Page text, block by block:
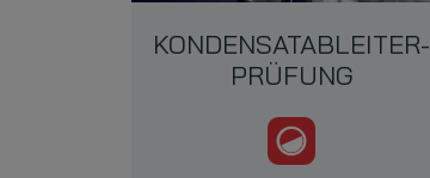
KONDENSATABLEITER­
PRÜFUNG